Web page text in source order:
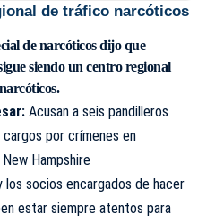
de tráfico narcóticos
de narcóticos dijo que
siendo un centro regional
Acusan a seis pandilleros
por crímenes en
Hampshire
los socios encargados de hacer
estar siempre atentos para